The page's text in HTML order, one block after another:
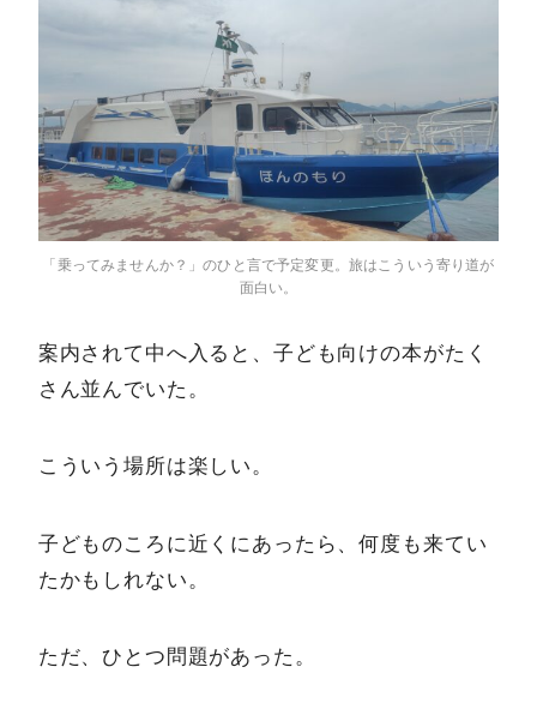
「乗ってみませんか？」のひと言で予定変更。旅はこういう寄り道が
面白い。
案内されて中へ入ると、子ども向けの本がたく
さん並んでいた。
こういう場所は楽しい。
子どものころに近くにあったら、何度も来てい
たかもしれない。
ただ、ひとつ問題があった。